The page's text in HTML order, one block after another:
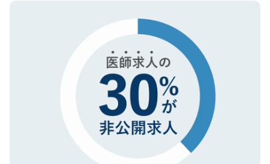
で、機密保持に関してもご安心ください。
ので、まずはご登録ください。